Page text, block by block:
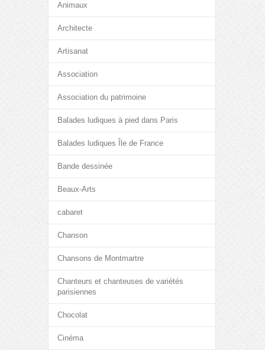
Animaux
Architecte
Artisanat
Association
Association du patrimoine
Balades ludiques à pied dans Paris
Balades ludiques Île de France
Bande dessinée
Beaux-Arts
cabaret
Chanson
Chansons de Montmartre
Chanteurs et chanteuses de variétés
parisiennes
Chocolat
Cinéma